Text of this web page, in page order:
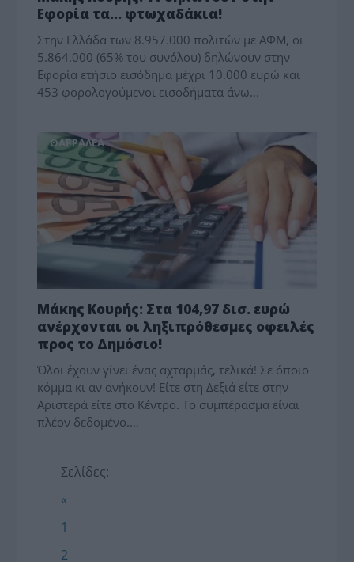
Εφορία τα… φτωχαδάκια!
Στην Ελλάδα των 8.957.000 πολιτών με ΑΦΜ, οι
5.864.000 (65% του συνόλου) δηλώνουν στην
Εφορία ετήσιο εισόδημα μέχρι 10.000 ευρώ και
453 φορολογούμενοι εισοδήματα άνω...
ΘΑΡΡΑΛΕΑ
Μάκης Κουρής: Στα 104,97 δισ. ευρώ
ανέρχονται οι ληξιπρόθεσμες οφειλές
προς το Δημόσιο!
Όλοι έχουν γίνει ένας αχταρμάς, τελικά! Σε όποιο
κόμμα κι αν ανήκουν! Είτε στη Δεξιά είτε στην
Αριστερά είτε στο Κέντρο. Το συμπέρασμα είναι
πλέον δεδομένο.…
Σελίδες:
«
1
2